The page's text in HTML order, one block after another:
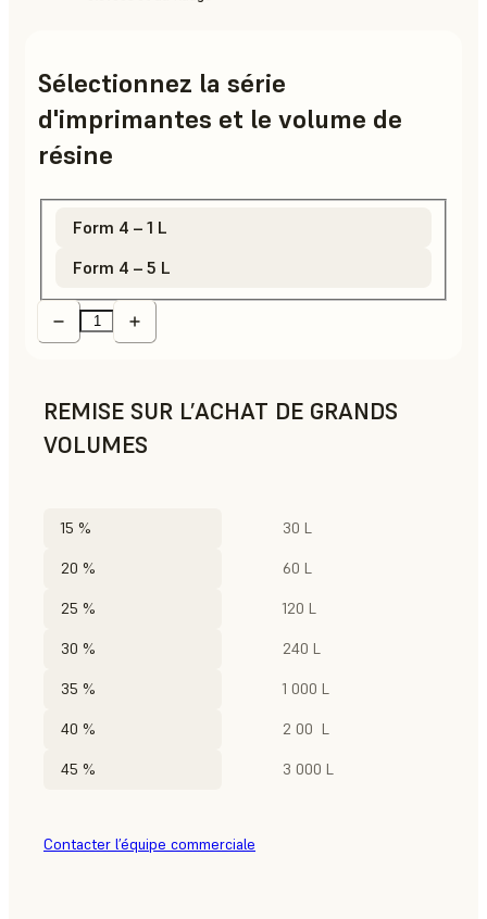
Sélectionnez la série
d'imprimantes et le volume de
résine
Form 4 – 1 L
Form 4 – 5 L
REMISE SUR L’ACHAT DE GRANDS
VOLUMES
15 % 30 L
20 % 60 L
25 % 120 L
30 % 240 L
35 % 1 000 L
40 % 2 00 L
45 % 3 000 L
Contacter l’équipe commerciale